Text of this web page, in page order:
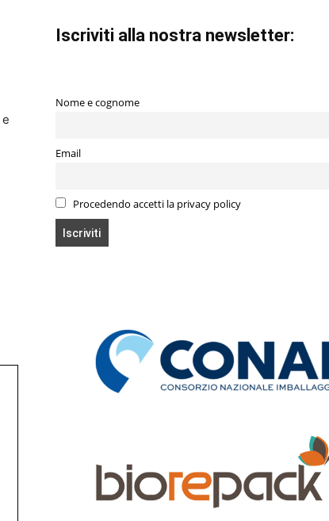
e
Iscriviti alla nostra newsletter:
Nome e cognome
Email
Procedendo accetti la privacy policy